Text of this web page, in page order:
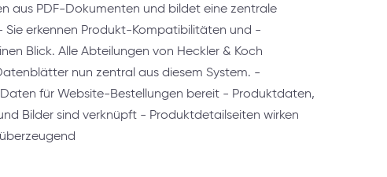
aus PDF-Dokumenten und bildet eine zentrale
Sie erkennen Produkt-Kompatibilitäten und -
Blick. Alle Abteilungen von Heckler & Koch
nun zentral aus diesem System. -
für Website-Bestellungen bereit - Produktdaten,
Bilder sind verknüpft - Produktdetailseiten wirken